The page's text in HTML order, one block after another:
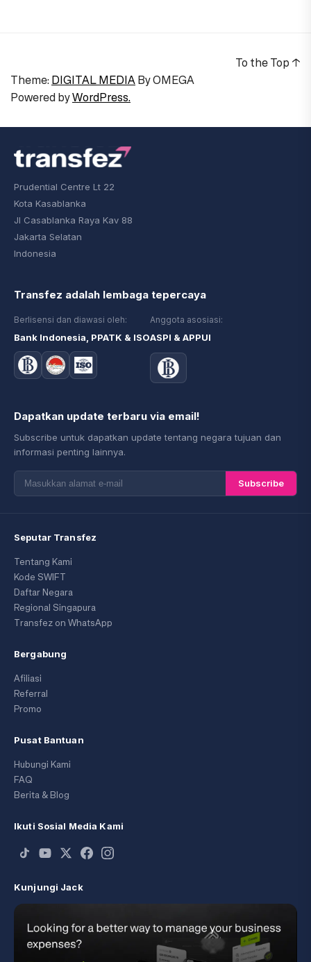
Theme: DIGITAL MEDIAByOMEGA
Powered byWordPress.
To the Top ↑
Prudential Centre Lt 22
Kota Kasablanka
Jl Casablanka Raya Kav 88
Jakarta Selatan
Indonesia
Transfez adalah lembaga tepercaya
Berlisensi dan diawasi oleh:
Bank Indonesia, PPATK & ISO
Anggota asosiasi:
ASPI & APPUI
Dapatkan update terbaru via email!
Subscribe untuk dapatkan update tentang negara tujuan dan
informasi penting lainnya.
Subscribe
Seputar Transfez
Tentang Kami
Kode SWIFT
Daftar Negara
Regional Singapura
Transfez on WhatsApp
Bergabung
Afiliasi
Referral
Promo
Pusat Bantuan
Hubungi Kami
FAQ
Berita & Blog
Ikuti Sosial Media Kami
Kunjungi Jack